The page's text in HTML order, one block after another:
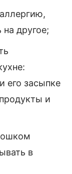
другое;
его засыпке
и
в